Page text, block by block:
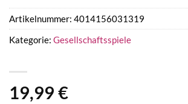
19,99 €
Artikelnummer: 4014156031319
Kategorie: Gesellschaftsspiele